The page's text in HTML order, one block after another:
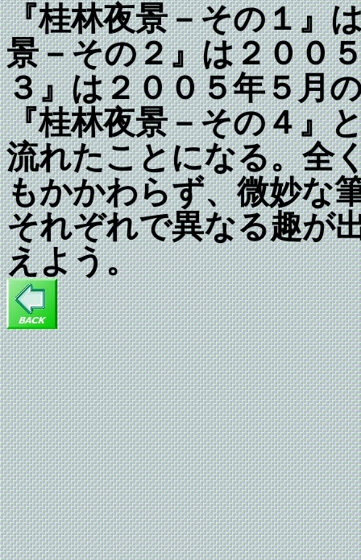
『桂林夜景－その１』
景－その２』は２００
３』は２００５年５月
『桂林夜景－その４』
流れたことになる。全
もかかわらず、微妙な
それぞれで異なる趣が
えよう。